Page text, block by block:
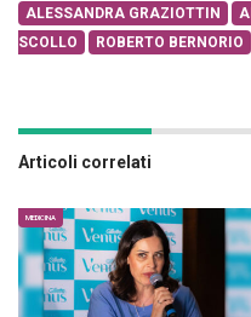
ALESSANDRA GRAZIOTTIN
SCOLLO
ROBERTO BERNORIO
Articoli correlati
MEDICINA